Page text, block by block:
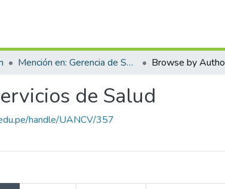
Mención en: Gerencia de Servicios de Salud Browse by
de Salud
handle/UANCV/357